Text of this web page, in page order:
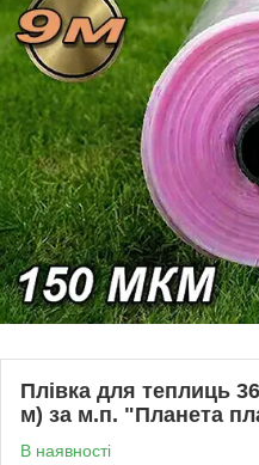
Плівка для теплиць
м) за м.п. "Планета
В наявності